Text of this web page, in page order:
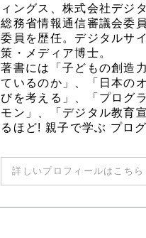
ィングス、株式会社デジ
総務省情報通信審議会委
委員を歴任。デジタルサ
策・メディア博士。
著書には「子どもの創造
ているのか」、「日本の
びを考える」、「プログ
モン」、「デジタル教育
るほど! 親子で学ぶ プロ
詳しいプロフィールはこち